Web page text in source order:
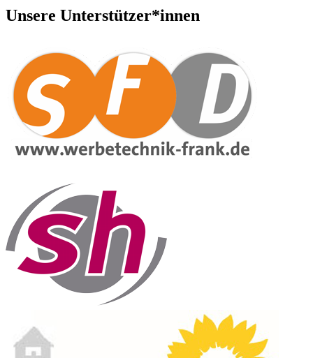
Unsere Unterstützer*innen